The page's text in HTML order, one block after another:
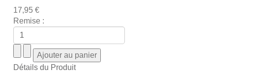
17,95 €
Remise :
Détails du Produit